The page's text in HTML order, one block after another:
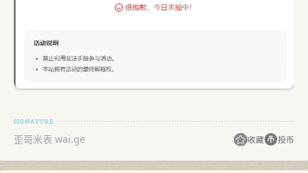
歪哥米表 wai.ge 收藏 投币